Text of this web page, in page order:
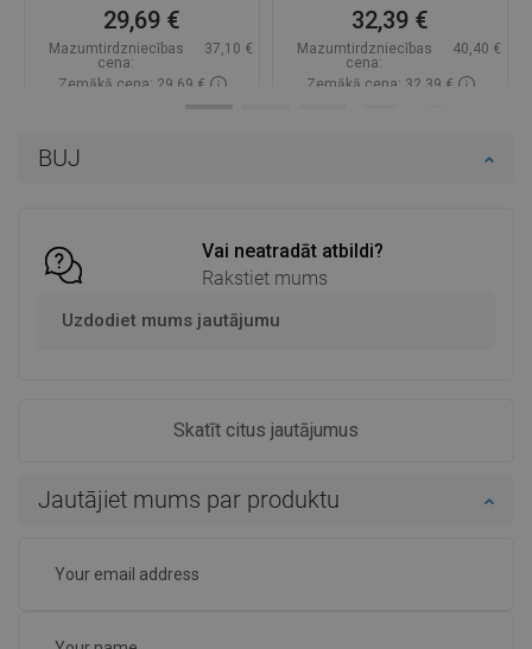
BUJ
Vai neatradāt atbildi?
Rakstiet mums
Uzdodiet mums jautājumu
Skatīt citus jautājumus
Jautājiet mums par produktu
29,69 €
Mazumtirdzniecības
cena:
37,10 €
Zemākā cena: 29,69 €
32,39 €
Mazumtirdzniecības
cena:
40,40 €
Zemākā cena: 32,39 €